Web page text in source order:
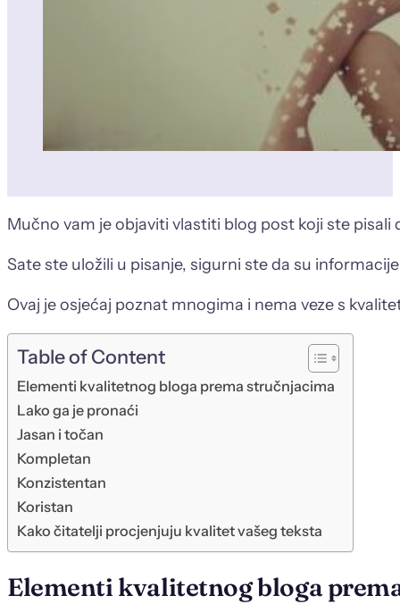
Mučno vam je objaviti vlastiti blog post koji ste
Sate ste uložili u pisanje, sigurni ste da su
Ovaj je osjećaj poznat mnogima i nema veze s
Table of Content
Elementi kvalitetnog bloga prema stručnjacima
Lako ga je pronaći
Jasan i točan
Kompletan
Konzistentan
Koristan
Kako čitatelji procjenjuju kvalitet vašeg teksta
Elementi kvalitetnog bloga